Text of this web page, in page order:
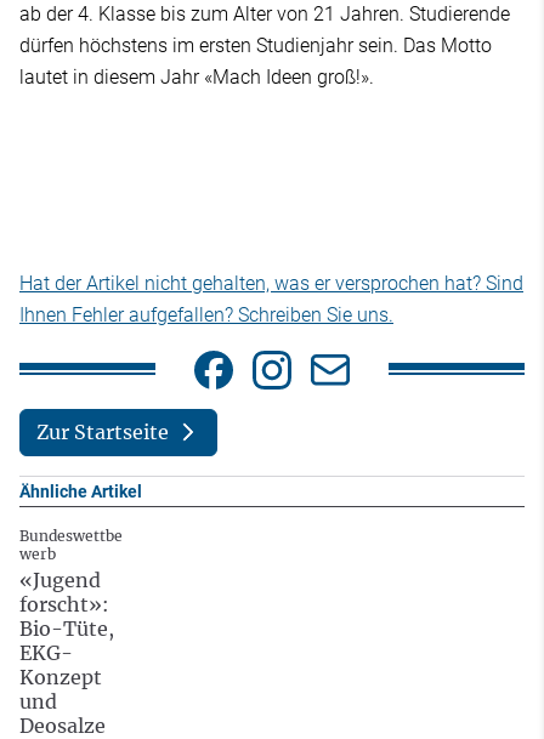
ab der 4. Klasse bis zum Alter von 21 Jahren. Studierende
dürfen höchstens im ersten Studienjahr sein. Das Motto
lautet in diesem Jahr «Mach Ideen groß!».
Hat der Artikel nicht gehalten, was er versprochen hat? Sind
Ihnen Fehler aufgefallen? Schreiben Sie uns.
Zur Startseite
Ähnliche Artikel
Bundeswettbe
werb
«Jugend
forscht»:
Bio-Tüte,
EKG-
Konzept
und
Deosalze